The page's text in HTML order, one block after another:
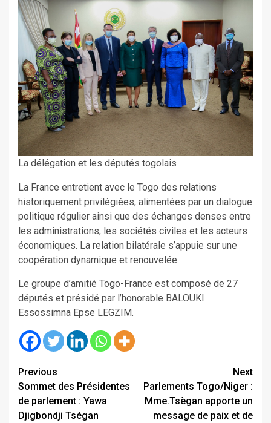
La délégation et les députés togolais
La France entretient avec le Togo des relations
historiquement privilégiées, alimentées par un dialogue
politique régulier ainsi que des échanges denses entre
les administrations, les sociétés civiles et les acteurs
économiques. La relation bilatérale s’appuie sur une
coopération dynamique et renouvelée.
Le groupe d’amitié Togo-France est composé de 27
députés et présidé par l’honorable BALOUKI
Essossimna Epse LEGZIM.
Continue
Reading
Previous
Sommet des Présidentes
de parlement : Yawa
Djigbondji Tségan
Next
Parlements Togo/Niger :
Mme.Tsègan apporte un
message de paix et de